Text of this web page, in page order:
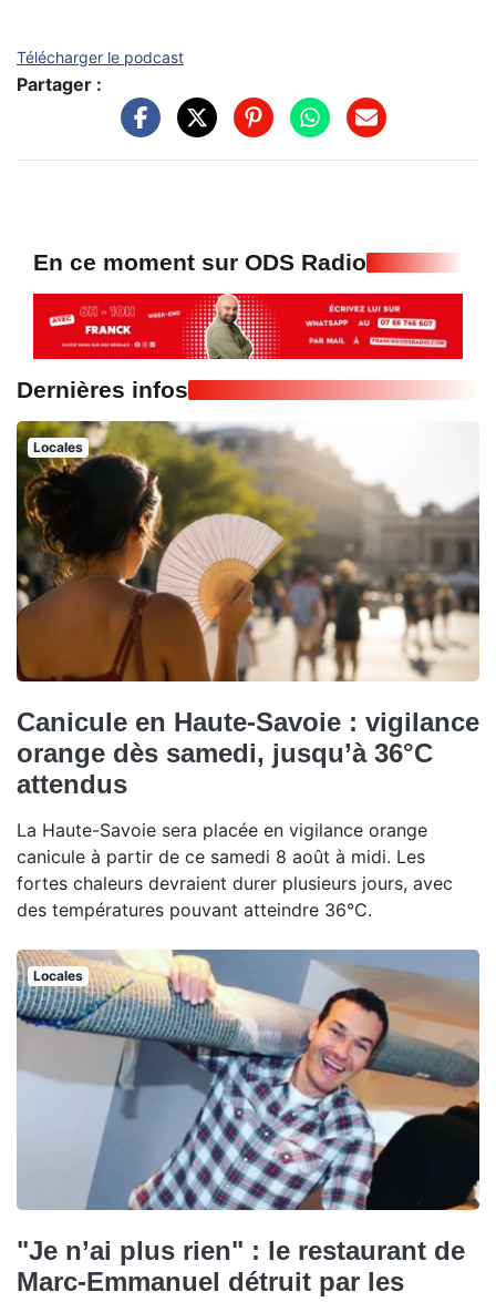
Télécharger le podcast
Partager :
En ce moment sur ODS Radio
Dernières infos
Locales
Canicule en Haute-Savoie : vigilance
orange dès samedi, jusqu’à 36°C
attendus
La Haute-Savoie sera placée en vigilance orange
canicule à partir de ce samedi 8 août à midi. Les
fortes chaleurs devraient durer plusieurs jours, avec
des températures pouvant atteindre 36°C.
Locales
"Je n’ai plus rien" : le restaurant de
Marc-Emmanuel détruit par les